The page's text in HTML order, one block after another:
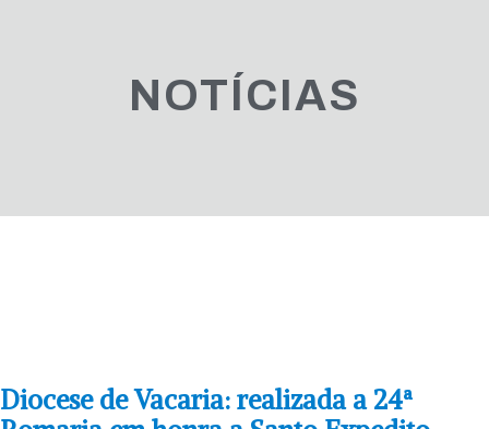
NOTÍCIAS
Diocese de Vacaria: realizada a 24ª